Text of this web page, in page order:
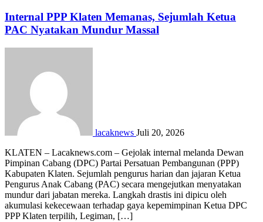
Internal PPP Klaten Memanas, Sejumlah Ketua
PAC Nyatakan Mundur Massal
lacaknews Juli 20, 2026
KLATEN – Lacaknews.com – Gejolak internal melanda Dewan
Pimpinan Cabang (DPC) Partai Persatuan Pembangunan (PPP)
Kabupaten Klaten. Sejumlah pengurus harian dan jajaran Ketua
Pengurus Anak Cabang (PAC) secara mengejutkan menyatakan
mundur dari jabatan mereka. Langkah drastis ini dipicu oleh
akumulasi kekecewaan terhadap gaya kepemimpinan Ketua DPC
PPP Klaten terpilih, Legiman, […]